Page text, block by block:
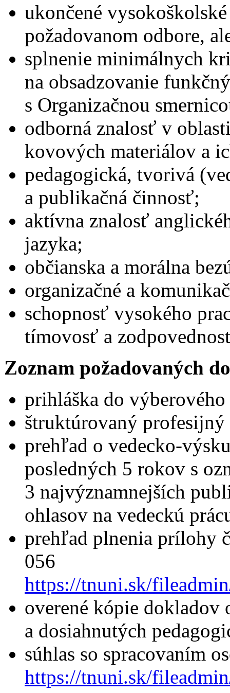
ukončené
požadovanom odbore,
splnenie minimálnych
na obsadzovanie
s Organizačnou
odborná znalosť v
kovových materiálov a
pedagogická, tvorivá
a publikačná činnosť;
aktívna znalosť
jazyka;
občianska a morálna
organizačné a
schopnosť vysokého
tímovosť a
Zoznam požadovaných
prihláška do
štruktúrovaný
prehľad o vedecko-
posledných 5 rokov s
3 najvýznamnejších
ohlasov na vedeckú
prehľad plnenia prílohy
056
https://tnuni.sk/
overené kópie dokladov
a dosiahnutých
súhlas so spracovaním
https://tnuni.sk/